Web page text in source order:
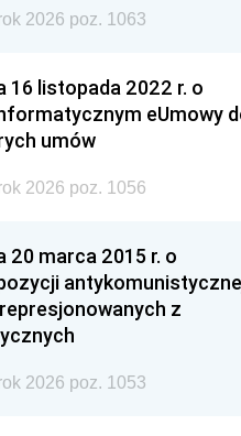
2026 poz. 1063
16 listopada 2022 r. o
eUmowy
umów
2026 poz. 1056
20 marca 2015 r. o
z
2026 poz. 1053